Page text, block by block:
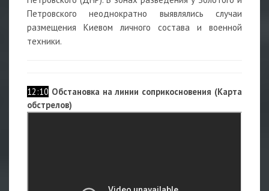
Петровского неоднократно выявлялись случаи
размещения Киевом личного состава и военной
техники.
12:10 Обстановка на линии соприкосновения (Карта
обстрелов)